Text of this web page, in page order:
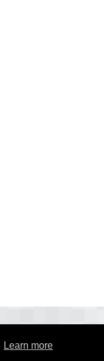
Learn more